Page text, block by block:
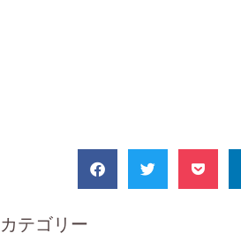
カテゴリー